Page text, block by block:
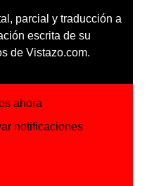
parcial y traducción a
escrita de su
de Vistazo.com.
ahora
notificaciones